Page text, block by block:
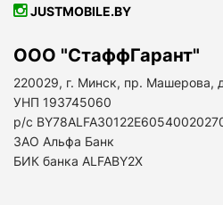
JUSTMOBILE.BY
ООО "СтаффГарант"
220029, г. Минск, пр. Машерова,
УНП 193745060
р/с
ЗАО Альфа Банк
БИК банка ALFABY2X